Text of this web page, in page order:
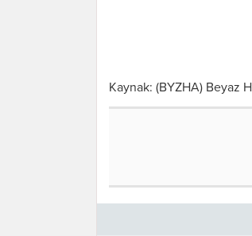
Kaynak: (BYZHA) Beyaz